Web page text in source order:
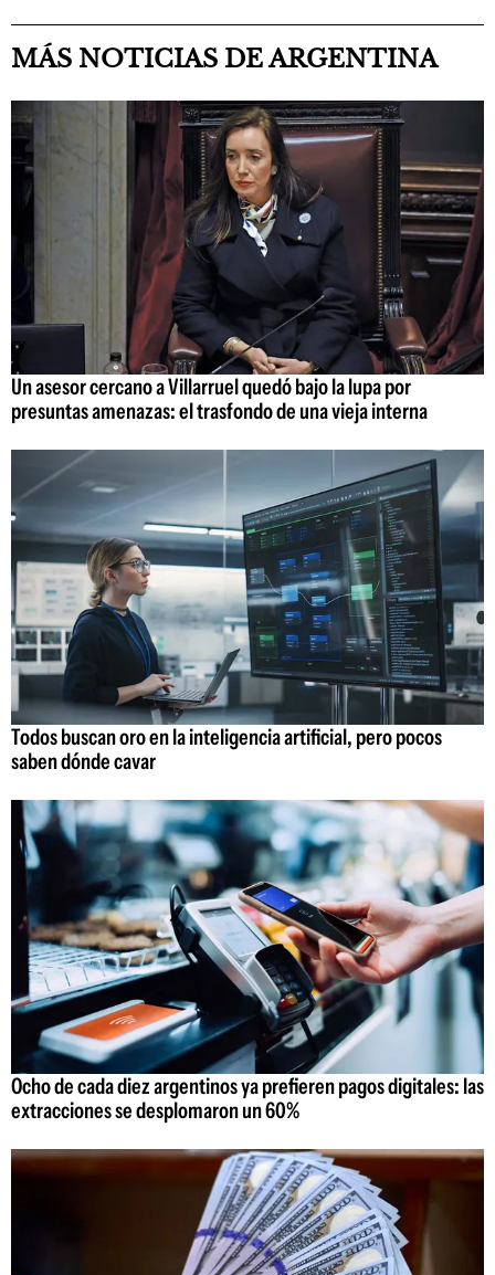
MÁS NOTICIAS DE ARGENTINA
Un asesor cercano a Villarruel quedó bajo la lupa por
presuntas amenazas: el trasfondo de una vieja interna
Todos buscan oro en la inteligencia artificial, pero pocos
saben dónde cavar
Ocho de cada diez argentinos ya prefieren pagos digitales: las
extracciones se desplomaron un 60%